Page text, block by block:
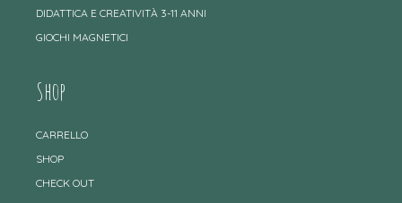
DIDATTICA E CREATIVITÀ 3-11 ANNI
GIOCHI MAGNETICI
Shop
CARRELLO
SHOP
CHECK OUT